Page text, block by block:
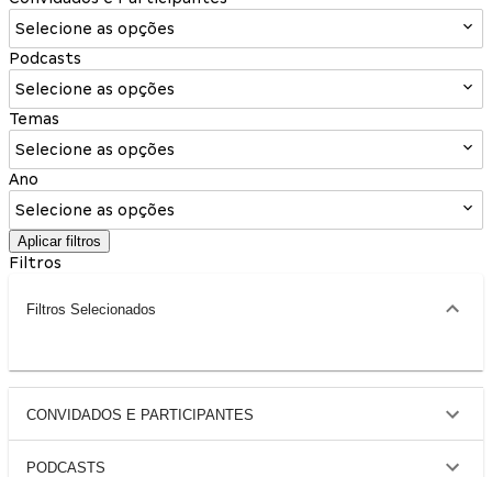
Selecione as opções
Podcasts
Selecione as opções
Temas
Selecione as opções
Ano
Selecione as opções
Aplicar filtros
Filtros
Filtros Selecionados
CONVIDADOS E PARTICIPANTES
PODCASTS